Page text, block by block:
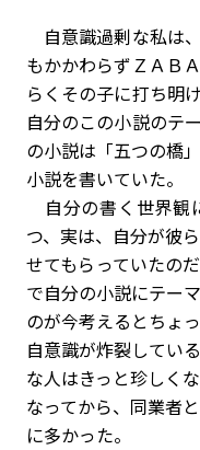
自意識過剰な私は
もかかわらずＺＡＢ
らくその子に打ち明
自分のこの小説のテ
の小説は「五つの橋
小説を書いていた。
自分の書く世界
つ、実は、自分が彼
せてもらっていたの
で自分の小説にテー
のが今考えるとちょ
自意識が炸裂してい
な人はきっと珍しく
なってから、同業者
に多かった。